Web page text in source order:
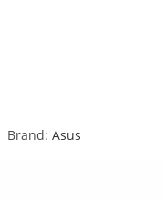
Brand: Asus